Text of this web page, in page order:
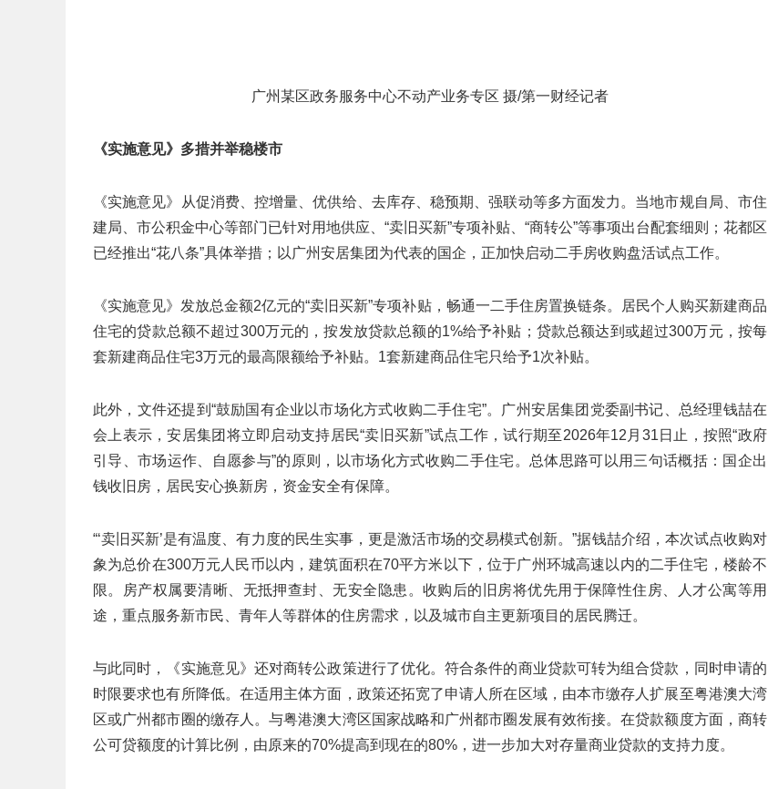
广州某区政务服务中心不动产业务专区 摄/第一财经记者
《实施意见》多措并举稳楼市
《实施意见》从促消费、控增量、优供给、去库存、稳预期、强联动等多方面发力。当地市规自局、市住
建局、市公积金中心等部门已针对用地供应、“卖旧买新”专项补贴、“商转公”等事项出台配套细则；花都区
已经推出“花八条”具体举措；以广州安居集团为代表的国企，正加快启动二手房收购盘活试点工作。
《实施意见》发放总金额2亿元的“卖旧买新”专项补贴，畅通一二手住房置换链条。居民个人购买新建商品
住宅的贷款总额不超过300万元的，按发放贷款总额的1%给予补贴；贷款总额达到或超过300万元，按每
套新建商品住宅3万元的最高限额给予补贴。1套新建商品住宅只给予1次补贴。
此外，文件还提到“鼓励国有企业以市场化方式收购二手住宅”。广州安居集团党委副书记、总经理钱喆在
会上表示，安居集团将立即启动支持居民“卖旧买新”试点工作，试行期至2026年12月31日止，按照“政府
引导、市场运作、自愿参与”的原则，以市场化方式收购二手住宅。总体思路可以用三句话概括：国企出
钱收旧房，居民安心换新房，资金安全有保障。
“‘卖旧买新’是有温度、有力度的民生实事，更是激活市场的交易模式创新。”据钱喆介绍，本次试点收购对
象为总价在300万元人民币以内，建筑面积在70平方米以下，位于广州环城高速以内的二手住宅，楼龄不
限。房产权属要清晰、无抵押查封、无安全隐患。收购后的旧房将优先用于保障性住房、人才公寓等用
途，重点服务新市民、青年人等群体的住房需求，以及城市自主更新项目的居民腾迁。
与此同时，《实施意见》还对商转公政策进行了优化。符合条件的商业贷款可转为组合贷款，同时申请的
时限要求也有所降低。在适用主体方面，政策还拓宽了申请人所在区域，由本市缴存人扩展至粤港澳大湾
区或广州都市圈的缴存人。与粤港澳大湾区国家战略和广州都市圈发展有效衔接。在贷款额度方面，商转
公可贷额度的计算比例，由原来的70%提高到现在的80%，进一步加大对存量商业贷款的支持力度。